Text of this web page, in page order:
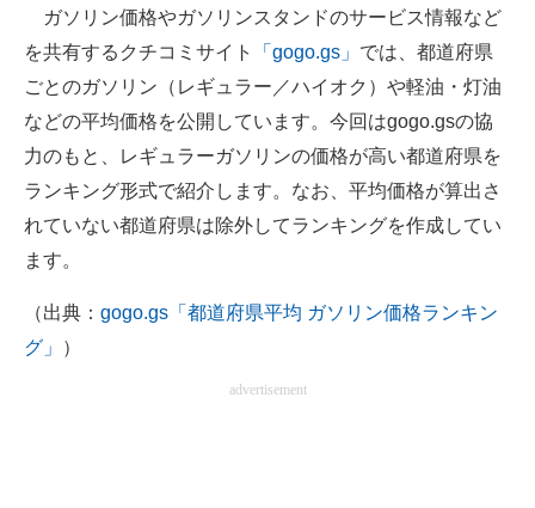
ITの今と未来を見通す
スマホと通信の最新トレンド
進化するPCとデバイスの未来
好きが集まる 比べて選べる
企業ITのトレンドを詳説
ガソリン価格やガソリンスタンドのサービス情報など
を共有するクチコミサイト
「gogo.gs」 では、都道府県
ごとのガソリン（レギュラー／ハイオク）や軽油・灯油
などの平均価格を公開しています。今回はgogo.gsの協
力のもと、レギュラーガソリンの価格が高い都道府県を
ランキング形式で紹介します。なお、平均価格が算出さ
れていない都道府県は除外してランキングを作成してい
ます。
（出典： gogo.gs「都道府県平均 ガソリン価格ランキン
グ」
）
advertisement